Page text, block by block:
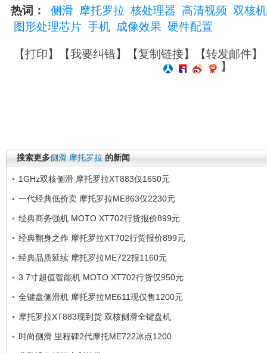
热词： 侧滑 摩托罗拉 核处理器 高清视频 双核机
图形处理芯片 手机 成像效果 硬件配置
【打印】【我要纠错】【复制链接】【转发邮件】
】
搜索更多侧滑 摩托罗拉 的新闻
1GHz双核侧滑 摩托罗拉XT883仅1650元
一代经典低价卖 摩托罗拉ME863仅2230元
经典商务强机 MOTO XT702行货报价899元
经典翻身之作 摩托罗拉XT702行货报价899元
经典品质延续 摩托罗拉ME722报1160元
3.7寸超值智能机 MOTO XT702行货仅950元
全键盘侧滑机 摩托罗拉ME611现仅售1200元
摩托罗拉XT883现到货 双核侧滑全键盘机
时尚侧滑 里程碑2代摩托ME722冰点1200